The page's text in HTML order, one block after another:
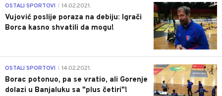
1
OSTALI SPORTOVI 14.02.2021.
Vujović poslije poraza na debiju: Igrači
Borca kasno shvatili da mogu!
3
OSTALI SPORTOVI 14.02.2021.
Borac potonuo, pa se vratio, ali Gorenje
dolazi u Banjaluku sa "plus četiri"!